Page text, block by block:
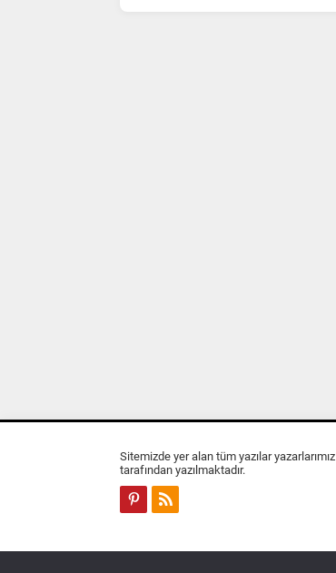
Sitemizde yer alan tüm yazılar yazarlarımız
tarafından yazılmaktadır.